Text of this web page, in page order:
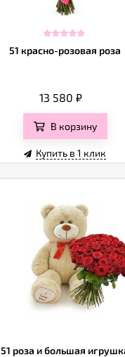
51 красно-розовая роза
13 580 ₽
В корзину
Купить в 1 клик
51 роза и большая